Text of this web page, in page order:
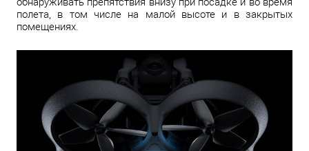
полета, в том числе на малой высоте и в закрытых
помещениях.